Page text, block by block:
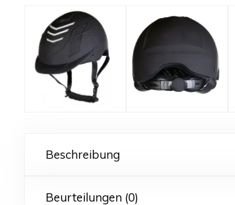
Beschreibung
Beurteilungen (0)